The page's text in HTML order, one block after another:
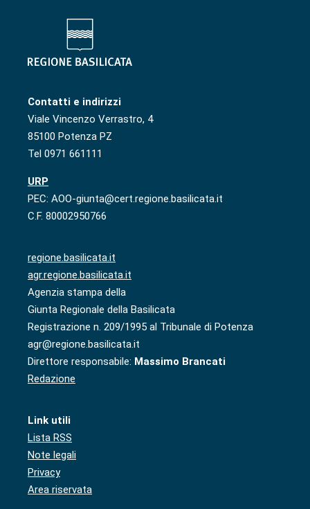
Contatti e indirizzi
Viale Vincenzo Verrastro, 4
85100 Potenza PZ
Tel 0971 661111
URP
PEC: AOO-giunta@cert.regione.basilicata.it
C.F. 80002950766
regione.basilicata.it
agr.regione.basilicata.it
Agenzia stampa della
Giunta Regionale della Basilicata
Registrazione n. 209/1995 al Tribunale di Potenza
agr@regione.basilicata.it
Direttore responsabile: Massimo Brancati
Redazione
Link utili
Lista RSS
Note legali
Privacy
Area riservata